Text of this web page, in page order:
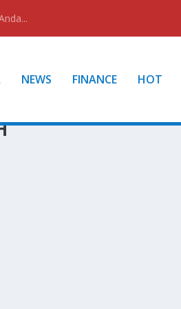
NEWS FINANCE HOT